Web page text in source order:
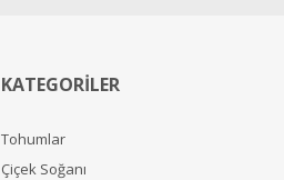
KATEGORİLER
Tohumlar
Çiçek Soğanı